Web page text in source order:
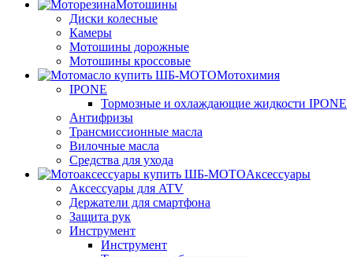
Мотошины
Диски колесные
Камеры
Мотошины дорожные
Мотошины кроссовые
Мотохимия
IPONE
Тормозные и охлаждающие жидкости IPONE
Антифризы
Трансмиссионные масла
Вилочные масла
Средства для ухода
Аксессуары
Аксессуары для ATV
Держатели для смартфона
Защита рук
Инструмент
Инструмент